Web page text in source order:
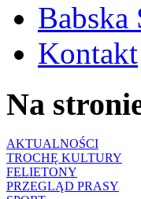
Babska
Kontakt
Na
AKTUALNOŚCI
TROCHĘ KULTURY
FELIETONY
PRZEGLĄD PRASY